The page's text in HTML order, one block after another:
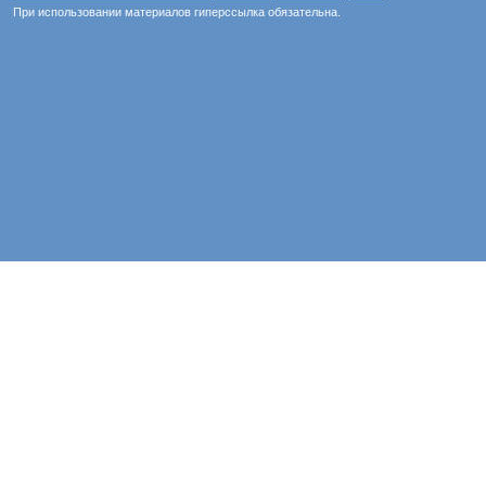
При использовании материалов гиперссылка обязательна.